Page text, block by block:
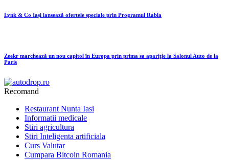
Lynk & Co Iași lansează ofertele speciale prin Programul Rabla
Zeekr marchează un nou capitol în Europa prin prima sa apariție la Salonul Auto de la
Paris
Recomand
Restaurant Nunta Iasi
Informatii medicale
Stiri agricultura
Stiri Inteligenta artificiala
Curs Valutar
Cumpara Bitcoin Romania